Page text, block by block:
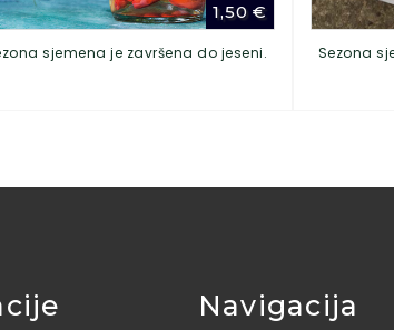
1,50€
sjemena je završena do jeseni. Sezona
Navigacija